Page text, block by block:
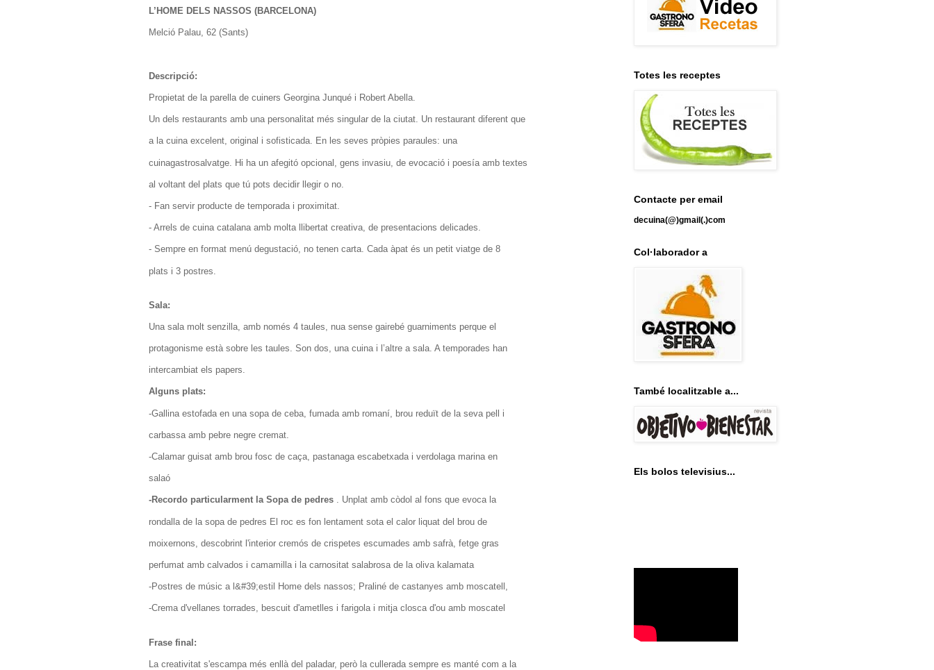
L’HOME DELS NASSOS (BARCELONA)
Melció Palau, 62 (Sants)
Descripció:
Propietat de la parella de cuiners Georgina Junqué i Robert Abella.
Un dels restaurants amb una personalitat més singular de la ciutat. Un restaurant diferent que
a la cuina excelent, original i sofisticada. En les seves pròpies paraules: una
cuinagastrosalvatge. Hi ha un afegitó opcional, gens invasiu, de evocació i poesía amb textes
al voltant del plats que tú pots decidir llegir o no.
- Fan servir producte de temporada i proximitat.
- Arrels de cuina catalana amb molta llibertat creativa, de presentacions delicades.
- Sempre en format menú degustació, no tenen carta. Cada àpat és un petit viatge de 8
plats i 3 postres.
Sala:
Una sala molt senzilla, amb només 4 taules, nua sense gairebé guarniments perque el
protagonisme està sobre les taules. Son dos, una cuina i l’altre a sala. A temporades han
intercambiat els papers.
Alguns plats:
-Gallina estofada en una sopa de ceba, fumada amb romaní, brou reduït de la seva pell i
carbassa amb pebre negre cremat.
-Calamar guisat amb brou fosc de caça, pastanaga escabetxada i verdolaga marina en
salaó
-Recordo particularment la Sopa de pedres . Unplat amb còdol al fons que evoca la
rondalla de la sopa de pedres El roc es fon lentament sota el calor liquat del brou de
moixernons, descobrint l'interior cremós de crispetes escumades amb safrà, fetge gras
perfumat amb calvados i camamilla i la carnositat salabrosa de la oliva kalamata
-Postres de músic a l&#39;estil Home dels nassos; Praliné de castanyes amb moscatell,
-Crema d'vellanes torrades, bescuit d'ametlles i farigola i mitja closca d'ou amb moscatel
Frase final:
La creativitat s'escampa més enllà del paladar, però la cullerada sempre es manté com a la
Totes les receptes
Contacte per email
decuina(@)gmail(.)com
Col·laborador a
També localitzable a...
Els bolos televisius...